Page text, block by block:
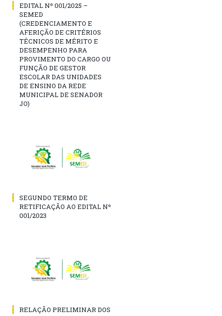
EDITAL Nº 001/2025 –
SEMED
(CREDENCIAMENTO E
AFERIÇÃO DE CRITÉRIOS
TÉCNICOS DE MÉRITO E
DESEMPENHO PARA
PROVIMENTO DO CARGO OU
FUNÇÃO DE GESTOR
ESCOLAR DAS UNIDADES
DE ENSINO DA REDE
MUNICIPAL DE SENADOR
JO)
SEGUNDO TERMO DE
RETIFICAÇÃO AO EDITAL Nº
001/2023
RELAÇÃO PRELIMINAR DOS